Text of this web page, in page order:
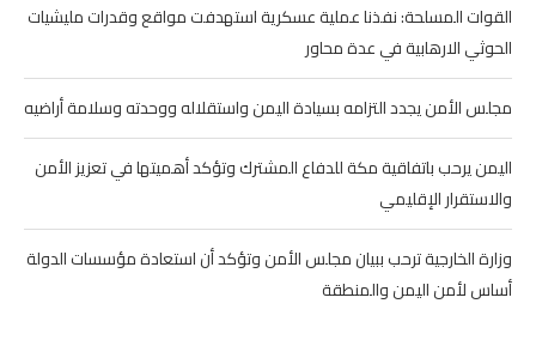
القوات المسلحة: نفذنا عملية عسكرية استهدفت مواقع وقدرات مليشيات
الحوثي الارهابية في عدة محاور
مجلس الأمن يجدد التزامه بسيادة اليمن واستقلاله ووحدته وسلامة أراضيه
اليمن يرحب باتفاقية مكة للدفاع المشترك وتؤكد أهميتها في تعزيز الأمن
والاستقرار الإقليمي
وزارة الخارجية ترحب ببيان مجلس الأمن وتؤكد أن استعادة مؤسسات الدولة
أساس لأمن اليمن والمنطقة